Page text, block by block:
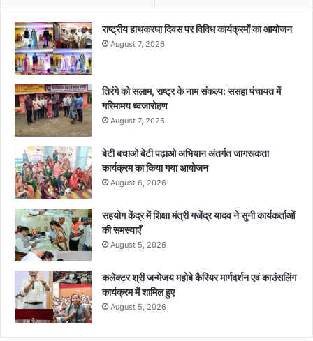
राष्ट्रीय हाथकरघा दिवस पर विविध कार्यक्रमों का आयोजन
August 7, 2026
तिरंगे को सलाम, राष्ट्र के नाम संकल्प: ससहा पंचायत में
गरिमामय ध्वजारोहण
August 7, 2026
बेटी बचाओ बेटी पढ़ाओ अभियान अंतर्गत जागरूकता
कार्यक्रम का किया गया आयोजन
August 6, 2026
सहयोग केंद्र में शिक्षा मंत्री गजेंद्र यादव ने सुनी कार्यकर्ताओं
की समस्याएँ
August 5, 2026
कलेक्टर श्री जन्मेजय महोबे कैरियर मार्गदर्शन एवं काउंसलिंग
कार्यक्रम में शामिल हुए
August 5, 2026